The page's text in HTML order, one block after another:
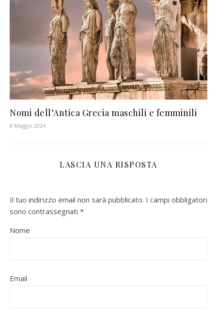
Nomi dell’Antica Grecia maschili e femminili
8 Maggio 2024
LASCIA UNA RISPOSTA
Il tuo indirizzo email non sarà pubblicato. I campi obbligatori
sono contrassegnati *
Nome
Email